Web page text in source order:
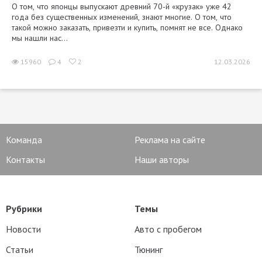
О том, что японцы выпускают древний 70-й «крузак» уже 42
года без существенных изменений, знают многие. О том, что
такой можно заказать, привезти и купить, помнят не все. Однако
мы нашли нас...
15960 4 2 12.03.2026
Команда
Реклама на сайте
Контакты
Наши авторы
Рубрики
Новости
Статьи
Темы
Авто с пробегом
Тюнинг